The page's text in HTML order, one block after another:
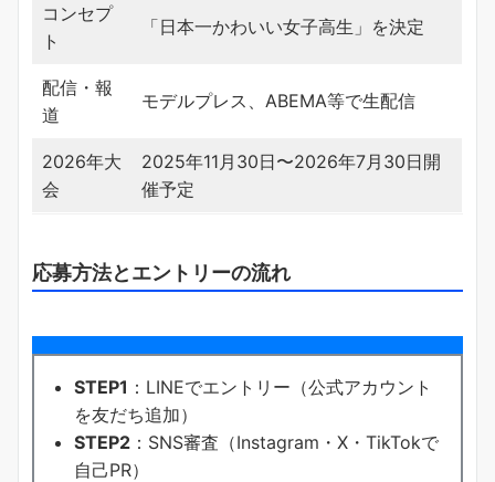
コンセプ
ト
「日本一かわいい女子高生」を決定
配信・報
道
モデルプレス、ABEMA等で生配信
2026年大
会
2025年11月30日〜2026年7月30日開
催予定
応募方法とエントリーの流れ
STEP1 ：LINEでエントリー（公式アカウント
を友だち追加）
STEP2 ：SNS審査（Instagram・X・TikTokで
自己PR）